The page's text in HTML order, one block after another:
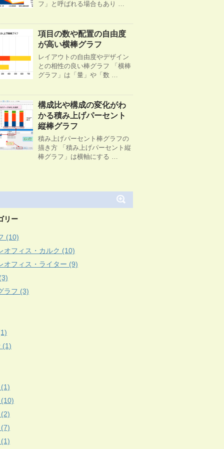
フ」と呼ばれる場合もあり …
項目の数や配置の自由度
が高い横棒グラフ
レイアウトの自由度やデザイン
との相性の良い棒グラフ 「横棒
グラフ」は「量」や「数 …
構成比や構成の変化がわ
かる積み上げパーセント
縦棒グラフ
積み上げパーセント棒グラフの
描き方 「積み上げパーセント縦
棒グラフ」は横軸にする …
リー
(10)
オフィス・カルク (10)
オフィス・ライター (9)
ラフ (3)
(1)